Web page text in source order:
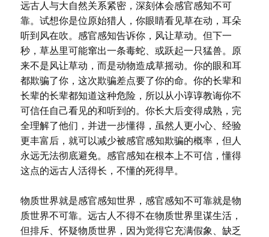
远古人与大自然关系紧密，深刻体会感官感知不可
靠。试想你是位原始猎人，你眼睛看见草在动，耳朵
听到风在吹。感官感知告诉你，风让草动。但下一
秒，草丛里可能窜出一条毒蛇、或跃起一只猛兽。原
来不是风让草动，而是动物造成草摇动。你的眼和耳
都欺骗了你，这次欺骗差点要了你的命。你的长辈和
长辈的长辈都知道这种危险，所以从小谆谆教诲你不
可信任自己看见的和听到的。你长大后变得成熟，完
全理解了他们，并进一步懂得，虽然人更小心、经验
更丰富后，就可以减少被感官感知欺骗的概率，但人
永远无法彻底避免。感官感知在根本上不可信，懂得
这点的远古人活得长，不懂的死得早。
物质世界就是感官感知世界，感官感知不可靠就是物
质世界不可靠。远古人不得不在物质世界里谋生活，
但排斥、怀疑物质世界，因为觉得它充满假象、缺乏